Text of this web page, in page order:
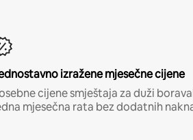
izražene mjesečne cijene
cijene smještaja za duži
mjesečna rata bez dodatnih